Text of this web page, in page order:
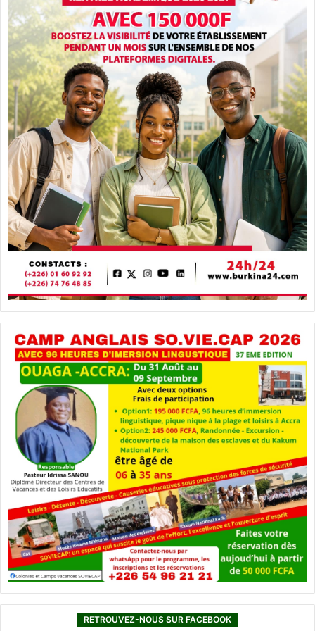
RETROUVEZ-NOUS SUR FACEBOOK